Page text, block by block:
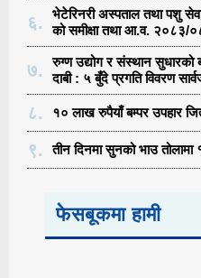
६.
भेटेरिनरी अस्पताल तथा पशु सेवा
को समीक्षा तथा आ.व. २०८३/
७.
रुग्ण उद्योग र संस्थान सुधारको
दाबी : ५ बुँदे प्रगति विवरण
८. १० लाख रुपैयाँ बम्पर उपहार
९. तीन दिनमा सुनको भाउ
फेसबूकमा हामी